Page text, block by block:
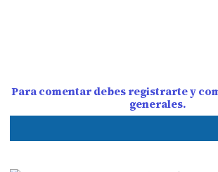
Para comentar debes registrarte y
generales.